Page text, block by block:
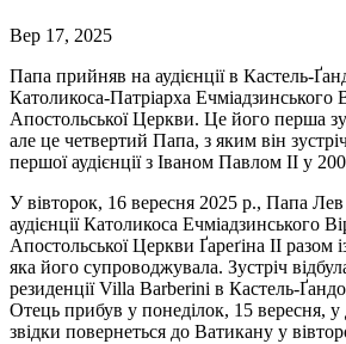
Вер 17, 2025
Папа прийняв на аудієнції в Кастель-
Католикоса-Патріарха Ечміадзинського
Апостольської Церкви. Це його перша
але це четвертий Папа, з яким він
першої аудієнції з Іваном Павлом II у
У вівторок, 16 вересня 2025 р., Папа
аудієнції Католикоса Ечміадзинського
Апостольської Церкви Ґареґіна ІІ разом
яка його супроводжувала. Зустріч
резиденції Villa Barberini в Кастель-
Отець прибув у понеділок, 15 вересня, у
звідки повернеться до Ватикану у